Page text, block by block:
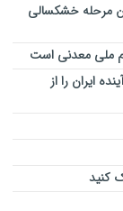
مرحله خشکسالی
ملی معدنی است
ایران را از
کنید